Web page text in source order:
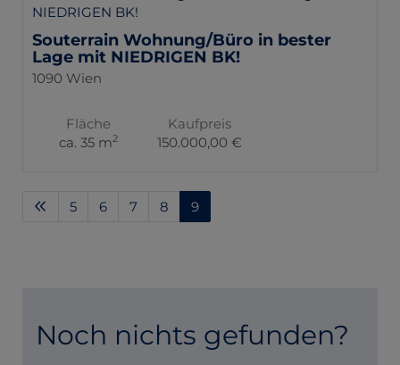
Souterrain Wohnung/Büro in bester
Lage mit NIEDRIGEN BK!
1090 Wien
Fläche
ca. 35 m2
Kaufpreis
150.000,00 €
5 6 7 8 9
Noch nichts gefunden?